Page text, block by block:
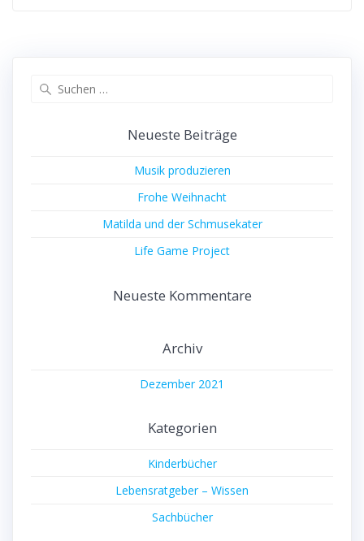
Neueste Beiträge
Musik produzieren
Frohe Weihnacht
Matilda und der Schmusekater
Life Game Project
Neueste Kommentare
Archiv
Dezember 2021
Kategorien
Kinderbücher
Lebensratgeber – Wissen
Sachbücher